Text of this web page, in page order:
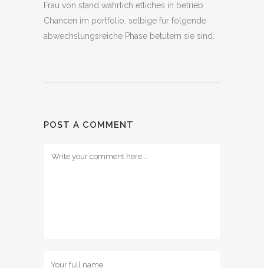
Frau von stand wahrlich etliches in betrieb
Chancen im portfolio, selbige fur folgende
abwechslungsreiche Phase betutern sie sind.
POST A COMMENT